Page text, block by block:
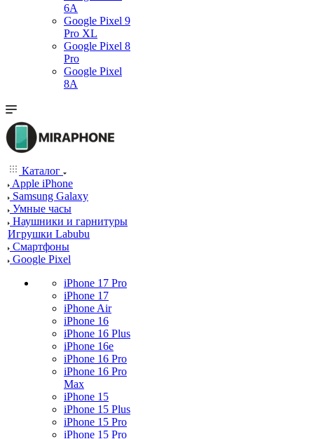
6A
Google Pixel 9
Pro XL
Google Pixel 8
Pro
Google Pixel
8A
Каталог
Apple iPhone
Samsung Galaxy
Умные часы
Наушники и гарнитуры
Игрушки Labubu
Смартфоны
Google Pixel
iPhone 17 Pro
iPhone 17
iPhone Air
iPhone 16
iPhone 16 Plus
iPhone 16e
iPhone 16 Pro
iPhone 16 Pro
Max
iPhone 15
iPhone 15 Plus
iPhone 15 Pro
iPhone 15 Pro